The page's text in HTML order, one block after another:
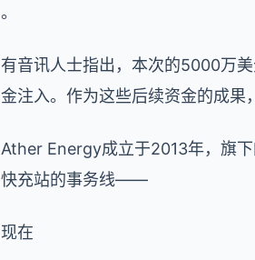
。
有音讯人士指出，本次的5000万
金注入。作为这些后续资金的成果
Ather Energy成立于2013年，旗
快充站的事务线——
现在